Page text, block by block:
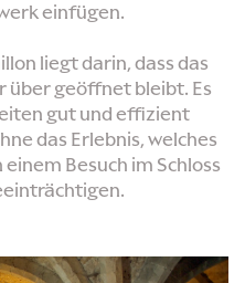
einfügen.
liegt darin, dass das
über geöffnet bleibt. Es
gut und effizient
das Erlebnis, welches
Besuch im Schloss